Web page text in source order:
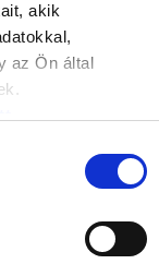
akik
az Ön által
Sensitive intim